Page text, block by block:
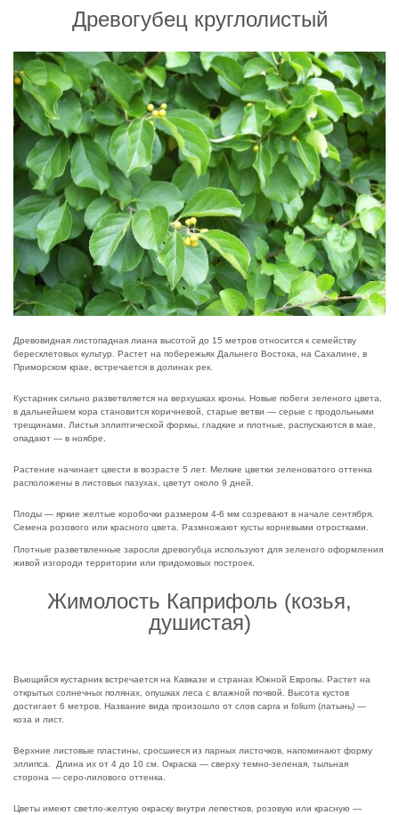
Древогубец круглолистый
Древовидная листопадная лиана высотой до 15 метров относится к семейству
бересклетовых культур. Растет на побережьях Дальнего Востока, на Сахалине, в
Приморском крае, встречается в долинах рек.
Кустарник сильно разветвляется на верхушках кроны. Новые побеги зеленого цвета,
в дальнейшем кора становится коричневой, старые ветви — серые с продольными
трещинами. Листья эллиптической формы, гладкие и плотные, распускаются в мае,
опадают — в ноябре.
Растение начинает цвести в возрасте 5 лет. Мелкие цветки зеленоватого оттенка
расположены в листовых пазухах, цветут около 9 дней.
Плоды — яркие желтые коробочки размером 4-6 мм созревают в начале сентября.
Семена розового или красного цвета. Размножают кусты корневыми отростками.
Плотные разветвленные заросли древогубца используют для зеленого оформления
живой изгороди территории или придомовых построек.
Жимолость Каприфоль (козья,
душистая)
Вьющийся кустарник встречается на Кавказе и странах Южной Европы. Растет на
открытых солнечных полянах, опушках леса с влажной почвой. Высота кустов
достигает 6 метров. Название вида произошло от слов capra и folium (латынь) —
коза и лист.
Верхние листовые пластины, сросшиеся из парных листочков, напоминают форму
эллипса. Длина их от 4 до 10 см. Окраска — сверху темно-зеленая, тыльная
сторона — серо-лилового оттенка.
Цветы имеют светло-желтую окраску внутри лепестков, розовую или красную —